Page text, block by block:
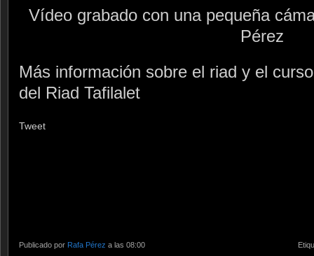
Vídeo grabado con una pequeña
Pérez
Más información sobre el riad y el
del Riad Tafilalet
Tweet
Publicado por Rafa Pérez a las 08:00